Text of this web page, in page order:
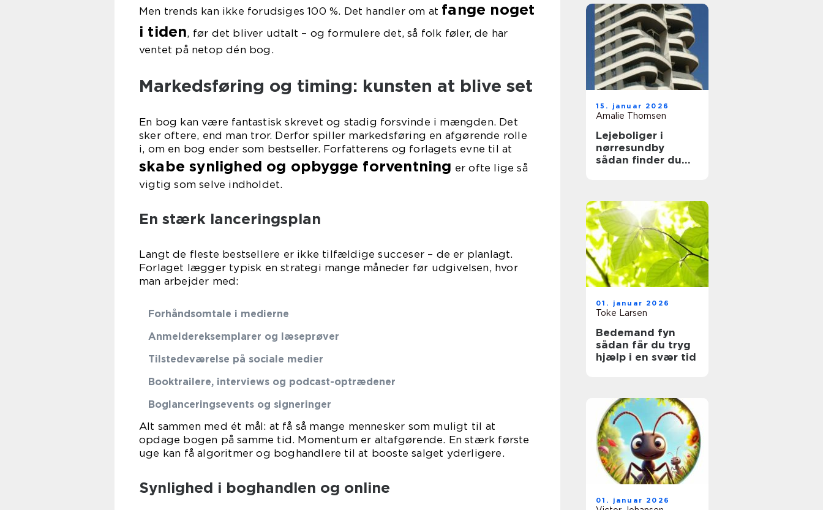
Men trends kan ikke forudsiges 100 %. Det handler om at fange noget
i tiden, før det bliver udtalt – og formulere det, så folk føler, de har
ventet på netop dén bog.
Markedsføring og timing: kunsten at blive set
En bog kan være fantastisk skrevet og stadig forsvinde i mængden. Det
sker oftere, end man tror. Derfor spiller markedsføring en afgørende rolle
i, om en bog ender som bestseller. Forfatterens og forlagets evne til at
skabe synlighed og opbygge forventning er ofte lige så
vigtig som selve indholdet.
En stærk lanceringsplan
Langt de fleste bestsellere er ikke tilfældige succeser – de er planlagt.
Forlaget lægger typisk en strategi mange måneder før udgivelsen, hvor
man arbejder med:
Forhåndsomtale i medierne
Anmeldereksemplarer og læseprøver
Tilstedeværelse på sociale medier
Booktrailere, interviews og podcast-optrædener
Boglanceringsevents og signeringer
Alt sammen med ét mål: at få så mange mennesker som muligt til at
opdage bogen på samme tid. Momentum er altafgørende. En stærk første
uge kan få algoritmer og boghandlere til at booste salget yderligere.
Synlighed i boghandlen og online
15. januar 2026
Amalie Thomsen
Lejeboliger i
nørresundby
sådan finder du
01. januar 2026
Toke Larsen
Bedemand fyn
sådan får du tryg
hjælp i en svær tid
01. januar 2026